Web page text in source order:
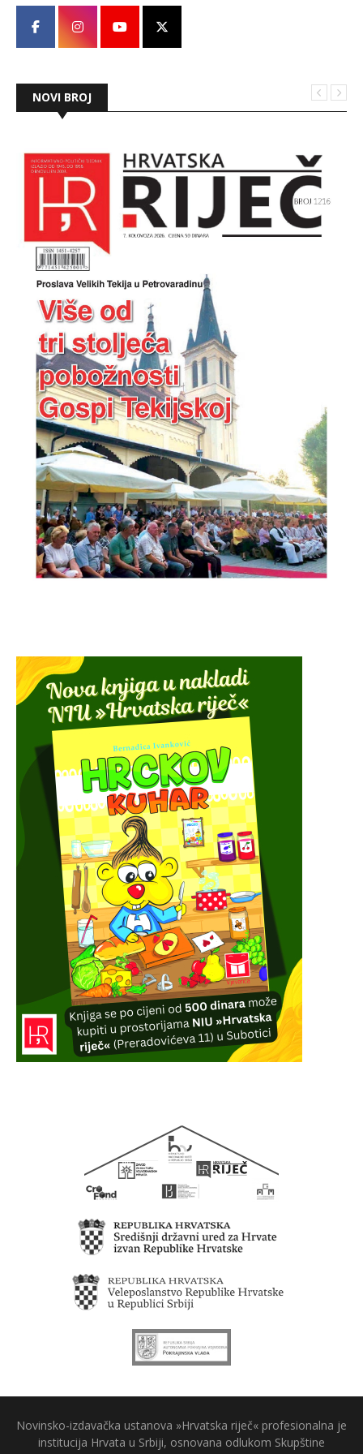
NOVI BROJ
Novinsko-izdavačka ustanova »Hrvatska riječ« profesionalna je
institucija Hrvata u Srbiji, osnovana odlukom Skupštine